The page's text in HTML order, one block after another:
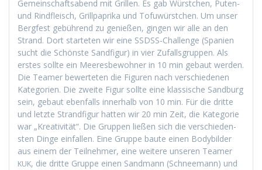
Gemein­schaftsabend mit Grillen. Es gab Würstchen, Puten-
und Rind­fleisch, Grill­pa­pri­ka und Tofuwürstchen. Um unser
Bergfest gebührend zu genießen, gin­gen wir alle an den
Strand. Dort starteten wir eine SSDSS-Chal­lenge (Spanien
sucht die Schön­ste Sand­fig­ur) in vier Zufalls­grup­pen. Als
erstes sollte ein Meeres­be­wohn­er in 10 min gebaut wer­den.
Die Team­er bew­erteten die Fig­uren nach ver­schiede­nen
Kat­e­gorien. Die zweite Fig­ur sollte eine klas­sis­che Sand­burg
sein, gebaut eben­falls inner­halb von 10 min. Für die dritte
und let­zte Strand­fig­ur hat­ten wir 20 min Zeit, die Kat­e­gorie
war „Kreativ­ität“. Die Grup­pen ließen sich die ver­schieden­
sten Dinge ein­fall­en. Eine Gruppe baute einen Body­bilder
aus einem der Teil­nehmer, eine weit­ere unseren Team­er
KUK, die dritte Gruppe einen Sand­mann (Schnee­mann) und